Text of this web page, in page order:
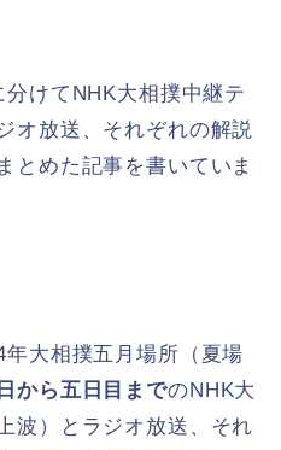
けてNHK大相撲中継テ
オ放送、それぞれの解説
とめた記事を書いていま
大相撲五月場所（夏場
から五日目までのNHK大
波）とラジオ放送、それ